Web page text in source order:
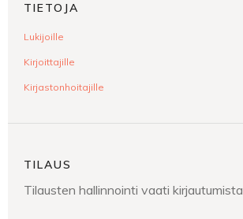
TIETOJA
Lukijoille
Kirjoittajille
Kirjastonhoitajille
TILAUS
Tilausten hallinnointi vaati kirjautumista.